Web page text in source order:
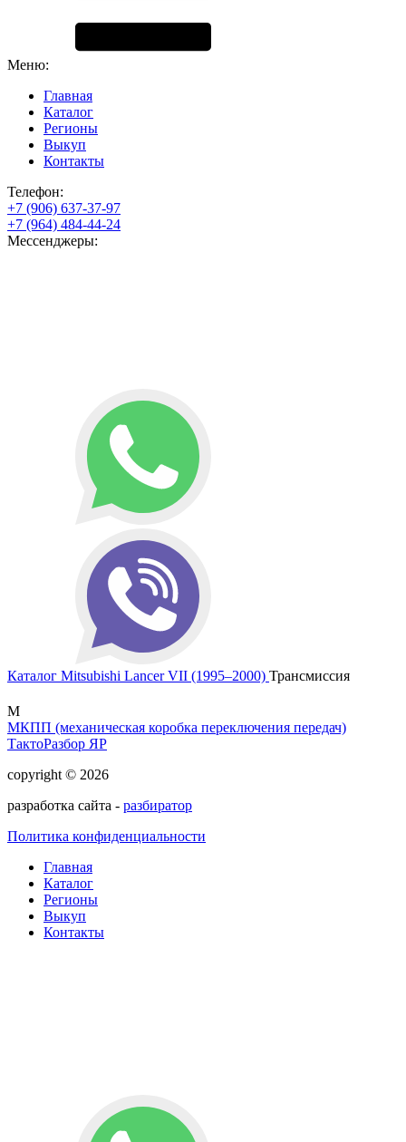
Меню:
Главная
Каталог
Регионы
Выкуп
Контакты
Телефон:
+7 (906) 637-37-97
+7 (964) 484-44-24
Мессенджеры:
Каталог Mitsubishi Lancer VII (1995–2000) Трансмиссия
М
МКПП (механическая коробка переключения передач)
ТактоРазбор ЯР
copyright © 2026
разработка сайта - разбиратор
Политика конфиденциальности
Главная
Каталог
Регионы
Выкуп
Контакты